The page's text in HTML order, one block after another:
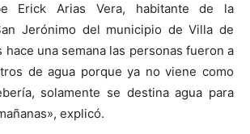
Erick Arias Vera, habitante de la
Jerónimo del municipio de Villa de
hace una semana las personas fueron a
de agua porque ya no viene como
solamente se destina agua para
explicó.